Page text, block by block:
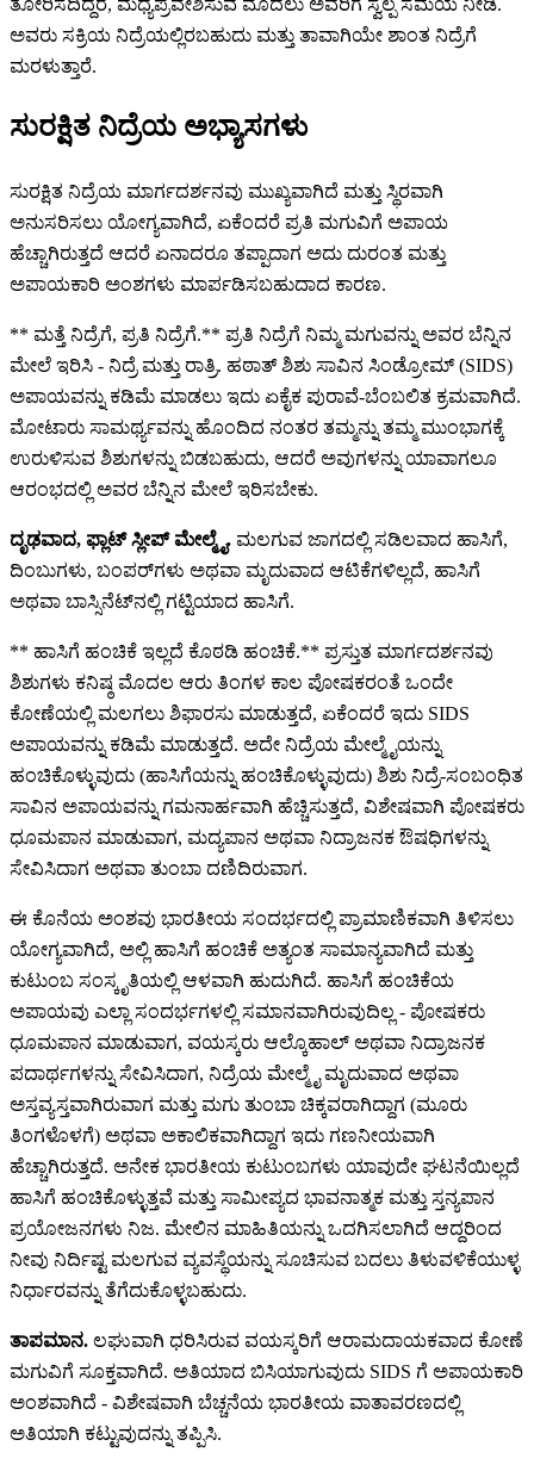
ತೋರಿಸದಿದ್ದರೆ, ಮಧ್ಯಪ್ರವೇಶಿಸುವ ಮೊದಲು ಅವರಿಗೆ ಸ್ವಲ್ಪ ಸಮಯ ನೀಡಿ.
ಅವರು ಸಕ್ರಿಯ ನಿದ್ರೆಯಲ್ಲಿರಬಹುದು ಮತ್ತು ತಾವಾಗಿಯೇ ಶಾಂತ ನಿದ್ರೆಗೆ
ಮರಳುತ್ತಾರೆ.
ಸುರಕ್ಷಿತ ನಿದ್ರೆಯ ಅಭ್ಯಾಸಗಳು
ಸುರಕ್ಷಿತ ನಿದ್ರೆಯ ಮಾರ್ಗದರ್ಶನವು ಮುಖ್ಯವಾಗಿದೆ ಮತ್ತು ಸ್ಥಿರವಾಗಿ
ಅನುಸರಿಸಲು ಯೋಗ್ಯವಾಗಿದೆ, ಏಕೆಂದರೆ ಪ್ರತಿ ಮಗುವಿಗೆ ಅಪಾಯ
ಹೆಚ್ಚಾಗಿರುತ್ತದೆ ಆದರೆ ಏನಾದರೂ ತಪ್ಪಾದಾಗ ಅದು ದುರಂತ ಮತ್ತು
ಅಪಾಯಕಾರಿ ಅಂಶಗಳು ಮಾರ್ಪಡಿಸಬಹುದಾದ ಕಾರಣ.
** ಮತ್ತೆ ನಿದ್ರೆಗೆ, ಪ್ರತಿ ನಿದ್ರೆಗೆ.** ಪ್ರತಿ ನಿದ್ರೆಗೆ ನಿಮ್ಮ ಮಗುವನ್ನು ಅವರ ಬೆನ್ನಿನ
ಮೇಲೆ ಇರಿಸಿ - ನಿದ್ರೆ ಮತ್ತು ರಾತ್ರಿ. ಹಠಾತ್ ಶಿಶು ಸಾವಿನ ಸಿಂಡ್ರೋಮ್ (SIDS)
ಅಪಾಯವನ್ನು ಕಡಿಮೆ ಮಾಡಲು ಇದು ಏಕೈಕ ಪುರಾವೆ-ಬೆಂಬಲಿತ ಕ್ರಮವಾಗಿದೆ.
ಮೋಟಾರು ಸಾಮರ್ಥ್ಯವನ್ನು ಹೊಂದಿದ ನಂತರ ತಮ್ಮನ್ನು ತಮ್ಮ ಮುಂಭಾಗಕ್ಕೆ
ಉರುಳಿಸುವ ಶಿಶುಗಳನ್ನು ಬಿಡಬಹುದು, ಆದರೆ ಅವುಗಳನ್ನು ಯಾವಾಗಲೂ
ಆರಂಭದಲ್ಲಿ ಅವರ ಬೆನ್ನಿನ ಮೇಲೆ ಇರಿಸಬೇಕು.
ದೃಢವಾದ, ಫ್ಲಾಟ್ ಸ್ಲೀಪ್ ಮೇಲ್ಮೈ. ಮಲಗುವ ಜಾಗದಲ್ಲಿ ಸಡಿಲವಾದ ಹಾಸಿಗೆ,
ದಿಂಬುಗಳು, ಬಂಪರ್‌ಗಳು ಅಥವಾ ಮೃದುವಾದ ಆಟಿಕೆಗಳಿಲ್ಲದೆ, ಹಾಸಿಗೆ
ಅಥವಾ ಬಾಸ್ಸಿನೆಟ್‌ನಲ್ಲಿ ಗಟ್ಟಿಯಾದ ಹಾಸಿಗೆ.
** ಹಾಸಿಗೆ ಹಂಚಿಕೆ ಇಲ್ಲದೆ ಕೊಠಡಿ ಹಂಚಿಕೆ.** ಪ್ರಸ್ತುತ ಮಾರ್ಗದರ್ಶನವು
ಶಿಶುಗಳು ಕನಿಷ್ಠ ಮೊದಲ ಆರು ತಿಂಗಳ ಕಾಲ ಪೋಷಕರಂತೆ ಒಂದೇ
ಕೋಣೆಯಲ್ಲಿ ಮಲಗಲು ಶಿಫಾರಸು ಮಾಡುತ್ತದೆ, ಏಕೆಂದರೆ ಇದು SIDS
ಅಪಾಯವನ್ನು ಕಡಿಮೆ ಮಾಡುತ್ತದೆ. ಅದೇ ನಿದ್ರೆಯ ಮೇಲ್ಮೈಯನ್ನು
ಹಂಚಿಕೊಳ್ಳುವುದು (ಹಾಸಿಗೆಯನ್ನು ಹಂಚಿಕೊಳ್ಳುವುದು) ಶಿಶು ನಿದ್ರೆ-ಸಂಬಂಧಿತ
ಸಾವಿನ ಅಪಾಯವನ್ನು ಗಮನಾರ್ಹವಾಗಿ ಹೆಚ್ಚಿಸುತ್ತದೆ, ವಿಶೇಷವಾಗಿ ಪೋಷಕರು
ಧೂಮಪಾನ ಮಾಡುವಾಗ, ಮದ್ಯಪಾನ ಅಥವಾ ನಿದ್ರಾಜನಕ ಔಷಧಿಗಳನ್ನು
ಸೇವಿಸಿದಾಗ ಅಥವಾ ತುಂಬಾ ದಣಿದಿರುವಾಗ.
ಈ ಕೊನೆಯ ಅಂಶವು ಭಾರತೀಯ ಸಂದರ್ಭದಲ್ಲಿ ಪ್ರಾಮಾಣಿಕವಾಗಿ ತಿಳಿಸಲು
ಯೋಗ್ಯವಾಗಿದೆ, ಅಲ್ಲಿ ಹಾಸಿಗೆ ಹಂಚಿಕೆ ಅತ್ಯಂತ ಸಾಮಾನ್ಯವಾಗಿದೆ ಮತ್ತು
ಕುಟುಂಬ ಸಂಸ್ಕೃತಿಯಲ್ಲಿ ಆಳವಾಗಿ ಹುದುಗಿದೆ. ಹಾಸಿಗೆ ಹಂಚಿಕೆಯ
ಅಪಾಯವು ಎಲ್ಲಾ ಸಂದರ್ಭಗಳಲ್ಲಿ ಸಮಾನವಾಗಿರುವುದಿಲ್ಲ - ಪೋಷಕರು
ಧೂಮಪಾನ ಮಾಡುವಾಗ, ವಯಸ್ಕರು ಆಲ್ಕೊಹಾಲ್ ಅಥವಾ ನಿದ್ರಾಜನಕ
ಪದಾರ್ಥಗಳನ್ನು ಸೇವಿಸಿದಾಗ, ನಿದ್ರೆಯ ಮೇಲ್ಮೈ ಮೃದುವಾದ ಅಥವಾ
ಅಸ್ತವ್ಯಸ್ತವಾಗಿರುವಾಗ ಮತ್ತು ಮಗು ತುಂಬಾ ಚಿಕ್ಕವರಾಗಿದ್ದಾಗ (ಮೂರು
ತಿಂಗಳೊಳಗೆ) ಅಥವಾ ಅಕಾಲಿಕವಾಗಿದ್ದಾಗ ಇದು ಗಣನೀಯವಾಗಿ
ಹೆಚ್ಚಾಗಿರುತ್ತದೆ. ಅನೇಕ ಭಾರತೀಯ ಕುಟುಂಬಗಳು ಯಾವುದೇ ಘಟನೆಯಿಲ್ಲದೆ
ಹಾಸಿಗೆ ಹಂಚಿಕೊಳ್ಳುತ್ತವೆ ಮತ್ತು ಸಾಮೀಪ್ಯದ ಭಾವನಾತ್ಮಕ ಮತ್ತು ಸ್ತನ್ಯಪಾನ
ಪ್ರಯೋಜನಗಳು ನಿಜ. ಮೇಲಿನ ಮಾಹಿತಿಯನ್ನು ಒದಗಿಸಲಾಗಿದೆ ಆದ್ದರಿಂದ
ನೀವು ನಿರ್ದಿಷ್ಟ ಮಲಗುವ ವ್ಯವಸ್ಥೆಯನ್ನು ಸೂಚಿಸುವ ಬದಲು ತಿಳುವಳಿಕೆಯುಳ್ಳ
ನಿರ್ಧಾರವನ್ನು ತೆಗೆದುಕೊಳ್ಳಬಹುದು.
ತಾಪಮಾನ. ಲಘುವಾಗಿ ಧರಿಸಿರುವ ವಯಸ್ಕರಿಗೆ ಆರಾಮದಾಯಕವಾದ ಕೋಣೆ
ಮಗುವಿಗೆ ಸೂಕ್ತವಾಗಿದೆ. ಅತಿಯಾದ ಬಿಸಿಯಾಗುವುದು SIDS ಗೆ ಅಪಾಯಕಾರಿ
ಅಂಶವಾಗಿದೆ - ವಿಶೇಷವಾಗಿ ಬೆಚ್ಚನೆಯ ಭಾರತೀಯ ವಾತಾವರಣದಲ್ಲಿ
ಅತಿಯಾಗಿ ಕಟ್ಟುವುದನ್ನು ತಪ್ಪಿಸಿ.